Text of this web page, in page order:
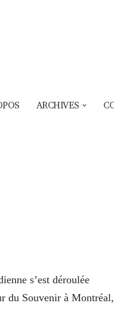
ARCHIVES
s’est déroulée
du Souvenir à Montréal,